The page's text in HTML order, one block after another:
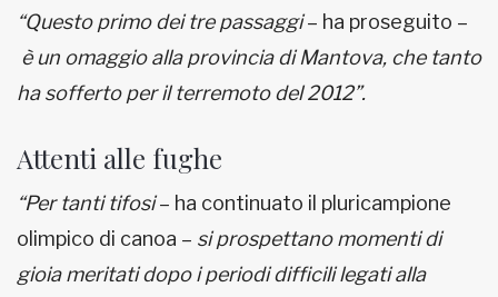
“Questo primo dei tre passaggi– ha proseguito –
è un omaggio alla provincia di Mantova, che tanto
ha sofferto per il terremoto del 2012”.
Attenti alle fughe
“Per tanti tifosi– ha continuato il pluricampione
olimpico di canoa – si prospettano momenti di
gioia meritati dopo i periodi difficili legati alla